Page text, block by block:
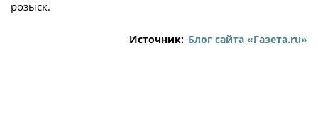
розыск.
Источник: Блог сайта «Газета.ru»